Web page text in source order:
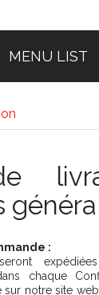
MENU LIST
:
chaque
sur notre site